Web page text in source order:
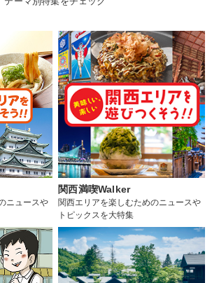
ニュースや
関西満喫Walker
関西エリアを楽しむためのニュースや
トピックスを大特集